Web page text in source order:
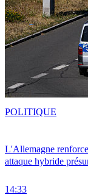
L'Allemagne
attaque hybride
14:33
POLITIQUE